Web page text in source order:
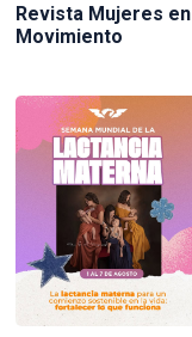
Revista Mujeres en
Movimiento